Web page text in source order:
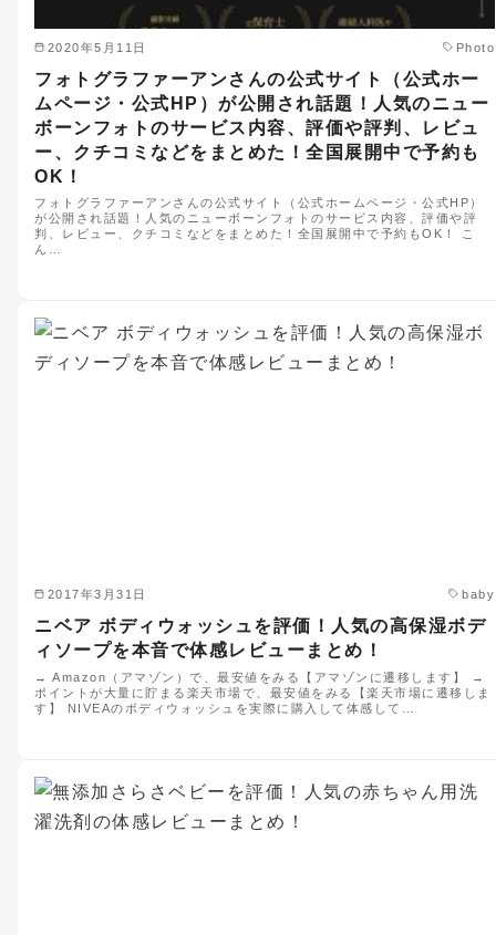
2020年5月11日 Photo
フォトグラファーアンさんの公式サイト（公式ホー
ムページ・公式HP）が公開され話題！人気のニュー
ボーンフォトのサービス内容、評価や評判、レビュ
ー、クチコミなどをまとめた！全国展開中で予約も
OK！
フォトグラファーアンさんの公式サイト（公式ホームページ・公式HP）
が公開され話題！人気のニューボーンフォトのサービス内容、評価や評
判、レビュー、クチコミなどをまとめた！全国展開中で予約もOK！ こ
ん…
2017年3月31日 baby
ニベア ボディウォッシュを評価！人気の高保湿ボデ
ィソープを本音で体感レビューまとめ！
→ Amazon（アマゾン）で、最安値をみる【アマゾンに遷移します】 →
ポイントが大量に貯まる楽天市場で、最安値をみる【楽天市場に遷移しま
す】 NIVEAのボディウォッシュを実際に購入して体感して…